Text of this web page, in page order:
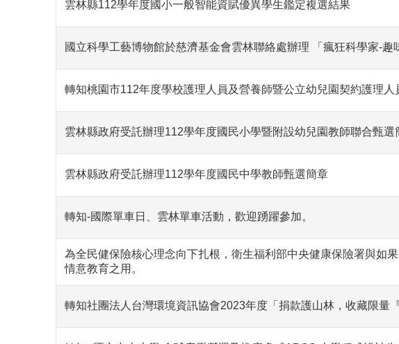
雲林縣112學年度國小一般智能資賦優異學生鑑定複選結果
國立科學工藝博物館於慈濟基金會雲林聯絡處辦理 「瘋狂科學家-
轉知桃園市112年度學校護理人員及營養師暨公立幼兒園契約護理人
雲林縣政府受託辦理112學年度國民小學暨附設幼兒園教師聯合甄選
雲林縣政府受託辦理112學年度國民中學教師甄選簡章
轉知-國際單車日、雲林單車活動，歡迎踴躍參加。
為全民健保險核心理念向下扎根，衛生福利部中央健康保險署與如
情意教育之用。
轉知社團法人台灣環境資訊協會2023年度「捐款護山林，收藏限量